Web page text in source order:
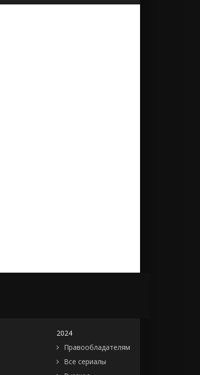
2024
Правообладателям
Все сериалы